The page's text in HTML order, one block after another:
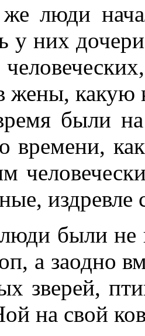
люди
у них
жены, какую
были
времени,
были
а заодно
зверей,
на свой